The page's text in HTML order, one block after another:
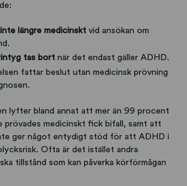
längre medicinsktvid ansökan om
tas bortnär det endast gäller ADHD.
fattar beslut utan medicinsk prövning
lyfter bland annat att mer än 99 procent
prövades medicinskt fick bifall, samt att
ger något entydigt stöd för att ADHD i
Ofta är det istället andra
tillstånd som kan påverka körförmågan